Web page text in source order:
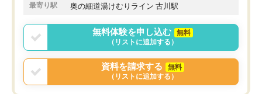
最寄り駅 奥の細道湯けむりライン 古川駅
無料体験を申し込む
無料
（リストに追加する）
資料を請求する
無料
（リストに追加する）